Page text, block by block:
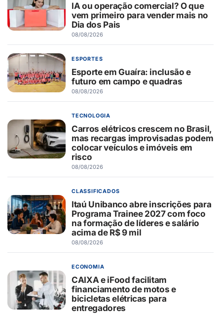
IA ou operação comercial? O que
vem primeiro para vender mais no
Dia dos Pais
08/08/2026
ESPORTES
Esporte em Guaíra: inclusão e
futuro em campo e quadras
08/08/2026
TECNOLOGIA
Carros elétricos crescem no Brasil,
mas recargas improvisadas podem
colocar veículos e imóveis em
risco
08/08/2026
CLASSIFICADOS
Itaú Unibanco abre inscrições para
Programa Trainee 2027 com foco
na formação de líderes e salário
acima de R$ 9 mil
08/08/2026
ECONOMIA
CAIXA e iFood facilitam
financiamento de motos e
bicicletas elétricas para
entregadores